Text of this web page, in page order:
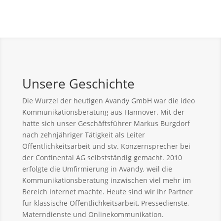
Unsere Geschichte
Die Wurzel der heutigen Avandy GmbH war die ideo
Kommunikationsberatung aus Hannover. Mit der
hatte sich unser Geschäftsführer Markus Burgdorf
nach zehnjähriger Tätigkeit als Leiter
Öffentlichkeitsarbeit und stv. Konzernsprecher bei
der Continental AG selbstständig gemacht. 2010
erfolgte die Umfirmierung in Avandy, weil die
Kommunikationsberatung inzwischen viel mehr im
Bereich Internet machte. Heute sind wir Ihr Partner
für klassische Öffentlichkeitsarbeit, Pressedienste,
Materndienste und Onlinekommunikation.